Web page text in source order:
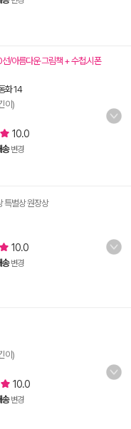
/아름다운 그림책 + 수첩.시폰
화 14
이)
10.0
송 변경
별상 원장상
10.0
송 변경
이)
10.0
송 변경